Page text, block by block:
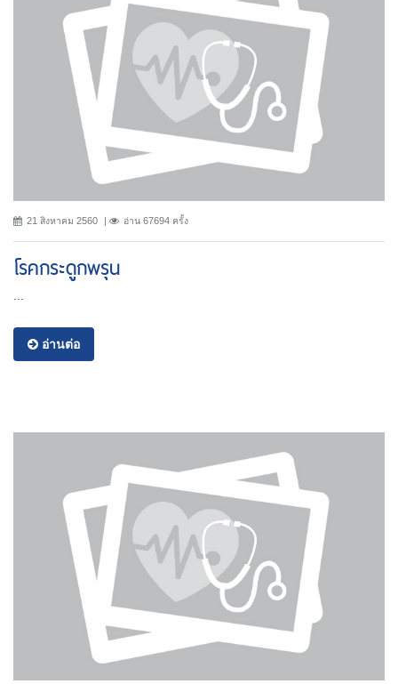
21 สิงหาคม 2560 อ่าน 67694 ครั้ง
โรคกระดูกพรุน
อ่านต่อ